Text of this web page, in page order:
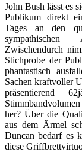
John Bush lässt es
Publikum direkt
Tages an den
Zwischendurch
Stichprobe der
phantastisch
Sachen kraftvoller
präsentierend
her? Über die
aus dem Ärmel
Duncan bedarf es
diese